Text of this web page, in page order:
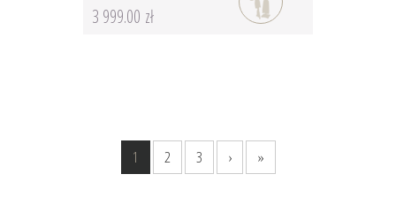
3 999.00 zł
1 2 3 › »